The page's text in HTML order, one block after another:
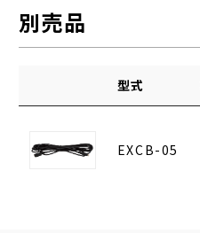
別売品
型式
EXCB-05